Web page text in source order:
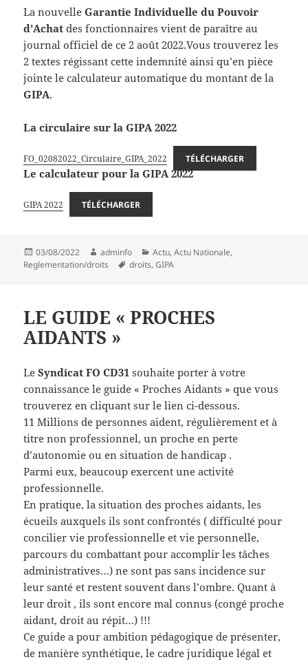
La nouvelleGarantie Individuelle du Pouvoir
d’Achat des fonctionnaires vient de paraître au
journal officiel de ce 2 août 2022.Vous trouverez les
2 textes régissant cette indemnité ainsi qu’en pièce
jointe le calculateur automatique du montant de la
GIPA.
La circulaire sur la GIPA 2022
FO_02082022_Circulaire_GIPA_2022 TÉLÉCHARGER
Le calculateur pour la GIPA 2022
GIPA 2022 TÉLÉCHARGER
Publié
le
03/08/2022 Auteur
adminfo Catégories
Actu,Actu Nationale,
Reglementation/droits
Mots-
droits,GIPA
LE GUIDE « PROCHES
AIDANTS »
LeSyndicat FO CD31 souhaite porter à votre
connaissance le guide « Proches Aidants » que vous
trouverez en cliquant sur le lien ci-dessous.
11 Millions de personnes aident, régulièrement et à
titre non professionnel, un proche en perte
d’autonomie ou en situation de handicap .
Parmi eux, beaucoup exercent une activité
professionnelle.
En pratique, la situation des proches aidants, les
écueils auxquels ils sont confrontés ( difficulté pour
concilier vie professionnelle et vie personnelle,
parcours du combattant pour accomplir les tâches
administratives…) ne sont pas sans incidence sur
leur santé et restent souvent dans l’ombre. Quant à
leur droit , ils sont encore mal connus (congé proche
aidant, droit au répit…) !!!
Ce guide a pour ambition pédagogique de présenter,
de manière synthétique, le cadre juridique légal et